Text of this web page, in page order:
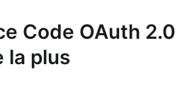
Code OAuth 2.0
la plus